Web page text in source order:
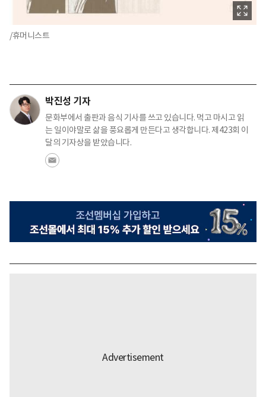
/휴머니스트
박진성 기자
문화부에서 출판과 음식 기사를 쓰고 있습니다. 먹고 마시고 읽
는 일이야말로 삶을 풍요롭게 만든다고 생각합니다. 제423회 이
달의 기자상을 받았습니다.